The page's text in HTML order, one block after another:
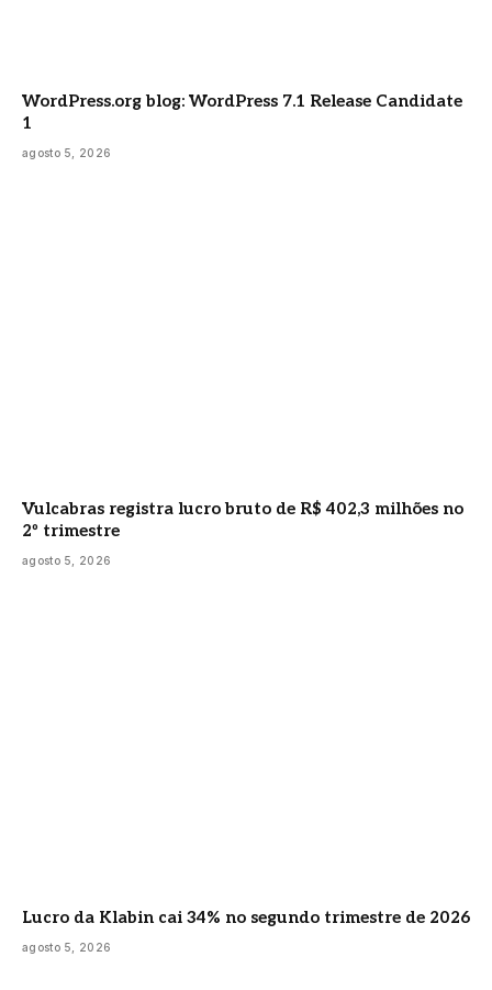
WordPress.org blog: WordPress 7.1 Release Candidate
1
agosto 5, 2026
Vulcabras registra lucro bruto de R$ 402,3 milhões no
2º trimestre
agosto 5, 2026
Lucro da Klabin cai 34% no segundo trimestre de 2026
agosto 5, 2026